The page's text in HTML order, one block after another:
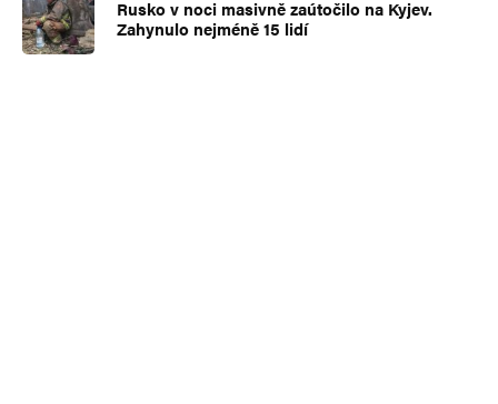
Rusko v noci masivně zaútočilo na Kyjev.
Zahynulo nejméně 15 lidí